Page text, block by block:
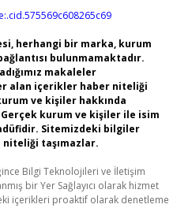
herhangi bir marka, kurum
bulunmamaktadır.
makaleler
alan içerikler haber niteliği
ve kişiler hakkında
Gerçek kurum ve kişiler ile isim
Sitemizdeki bilgiler
taşımazlar.
Bilgi Teknolojileri ve İletişim
bir Yer Sağlayıcı olarak hizmet
içerikleri proaktif olarak denetleme